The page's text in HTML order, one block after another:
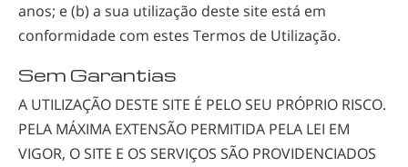
anos; e (b) a sua utilização deste site está em
conformidade com estes Termos de Utilização.
Sem Garantias
A UTILIZAÇÃO DESTE SITE É PELO SEU PRÓPRIO RISCO.
PELA MÁXIMA EXTENSÃO PERMITIDA PELA LEI EM
VIGOR, O SITE E OS SERVIÇOS SÃO PROVIDENCIADOS